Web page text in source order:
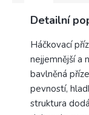
Detailní
Háčkovací
nejjemnější a
bavlněná
pevností,
struktura